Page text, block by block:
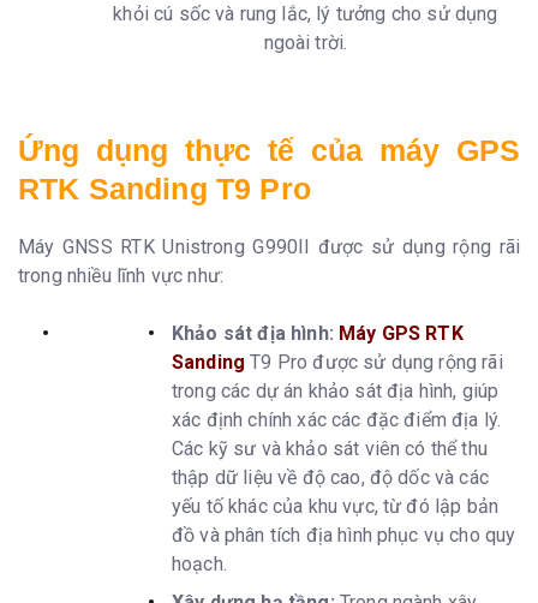
khỏi cú sốc và rung lắc, lý tưởng cho sử dụng
ngoài trời.
Ứng dụng thực tế của máy GPS
RTK Sanding T9 Pro
Máy GNSS RTK Unistrong G990II được sử dụng rộng rãi
trong nhiều lĩnh vực như:
Khảo sát địa hình: Máy GPS RTK
Sanding T9 Pro được sử dụng rộng rãi
trong các dự án khảo sát địa hình, giúp
xác định chính xác các đặc điểm địa lý.
Các kỹ sư và khảo sát viên có thể thu
thập dữ liệu về độ cao, độ dốc và các
yếu tố khác của khu vực, từ đó lập bản
đồ và phân tích địa hình phục vụ cho quy
hoạch.